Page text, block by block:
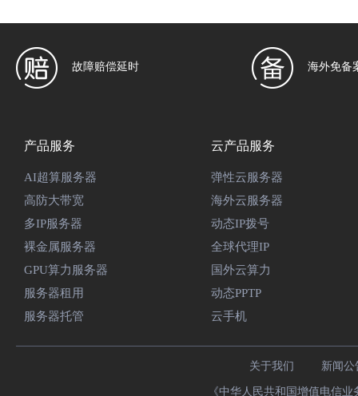
故障赔偿延时 海外免备
产品服务
AI超算服务器
高防大带宽
多IP服务器
裸金属服务器
GPU算力服务器
服务器租用
服务器托管
云产品服务
弹性云服务器
海外云服务器
动态IP拨号
全球代理IP
国外云算力
动态PPTP
云手机
关于我们 新闻公
《中华人民共和国增值电信